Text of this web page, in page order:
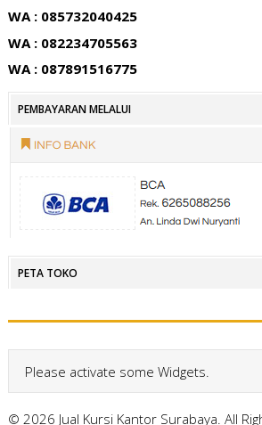
WA : 085732040425
WA : 082234705563
WA : 087891516775
PEMBAYARAN MELALUI
PETA TOKO
Please activate some Widgets.
© 2026 Jual Kursi Kantor Surabaya. All